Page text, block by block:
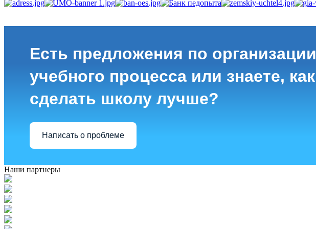
Есть предложения по организации
учебного процесса или знаете, как
сделать школу лучше?
Написать о проблеме
Наши партнеры